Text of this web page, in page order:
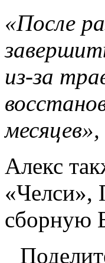
«После
из-за
месяцев»,
Алекс
«Челси»,
сборную